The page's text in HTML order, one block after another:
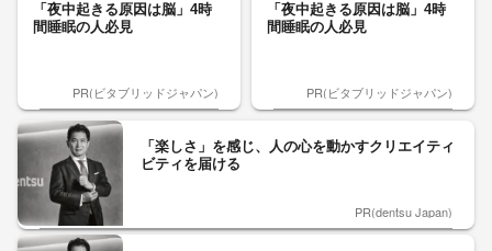
「夜中起きる原因は脳」4時
間睡眠の人必見
PR(ビタブリッドジャパン)
「夜中起きる原因は脳」4時
間睡眠の人必見
PR(ビタブリッドジャパン)
「楽しさ」を感じ、人の心を動かすクリエイティ
ビティを届ける
PR(dentsu Japan)